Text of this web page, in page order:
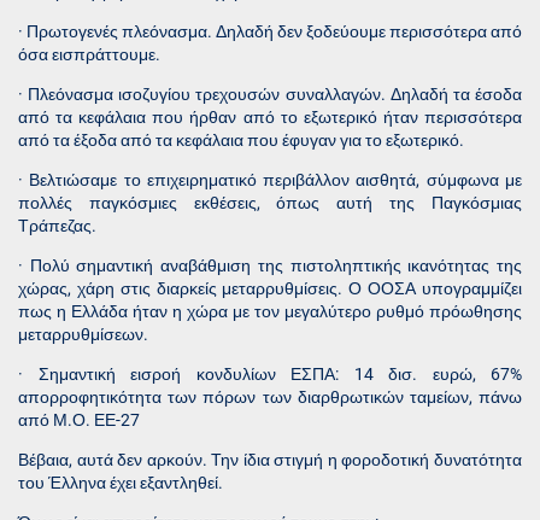
· Πρωτογενές πλεόνασμα. Δηλαδή δεν ξοδεύουμε περισσότερα από
όσα εισπράττουμε.
· Πλεόνασμα ισοζυγίου τρεχουσών συναλλαγών. Δηλαδή τα έσοδα
από τα κεφάλαια που ήρθαν από το εξωτερικό ήταν περισσότερα
από τα έξοδα από τα κεφάλαια που έφυγαν για το εξωτερικό.
· Βελτιώσαμε το επιχειρηματικό περιβάλλον αισθητά, σύμφωνα με
πολλές παγκόσμιες εκθέσεις, όπως αυτή της Παγκόσμιας
Τράπεζας.
· Πολύ σημαντική αναβάθμιση της πιστοληπτικής ικανότητας της
χώρας, χάρη στις διαρκείς μεταρρυθμίσεις. Ο ΟΟΣΑ υπογραμμίζει
πως η Ελλάδα ήταν η χώρα με τον μεγαλύτερο ρυθμό πρόωθησης
μεταρρυθμίσεων.
· Σημαντική εισροή κονδυλίων ΕΣΠΑ: 14 δισ. ευρώ, 67%
απορροφητικότητα των πόρων των διαρθρωτικών ταμείων, πάνω
από Μ.Ο. ΕΕ-27
Βέβαια, αυτά δεν αρκούν. Την ίδια στιγμή η φοροδοτική δυνατότητα
του Έλληνα έχει εξαντληθεί.